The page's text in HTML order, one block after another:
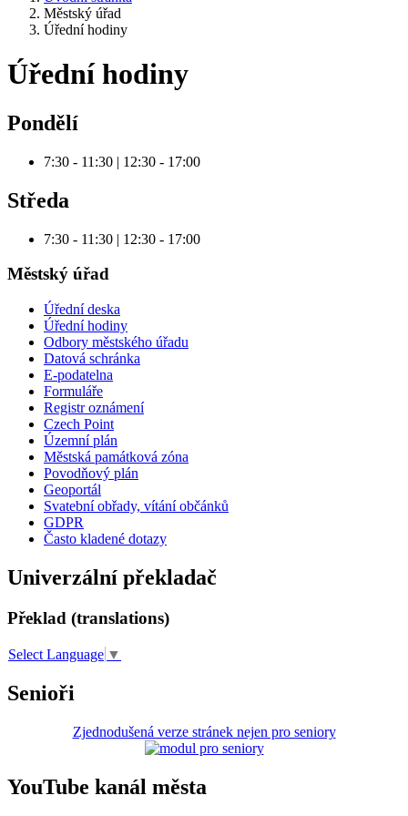
Městský úřad
Úřední hodiny
Úřední hodiny
Pondělí
7:30 - 11:30 | 12:30 - 17:00
Středa
7:30 - 11:30 | 12:30 - 17:00
Městský úřad
Úřední deska
Úřední hodiny
Odbory městského úřadu
Datová schránka
E-podatelna
Formuláře
Registr oznámení
Czech Point
Územní plán
Městská památková zóna
Povodňový plán
Geoportál
Svatební obřady, vítání občánků
GDPR
Často kladené dotazy
Univerzální překladač
Překlad (translations)
Select Language ▼
Senioři
Zjednodušená verze stránek nejen pro seniory
YouTube kanál města